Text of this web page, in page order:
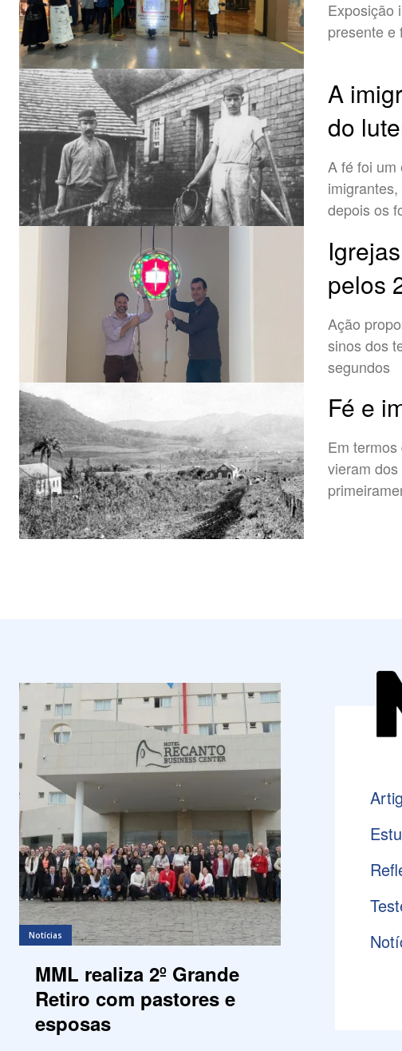
Exposição
presente e
A
do
A fé foi um
depois os
pelos
Ação
sinos dos
segundos
Fé e
Em
vieram
Notícias
MML realiza 2º Grande
Retiro com pastores e
esposas